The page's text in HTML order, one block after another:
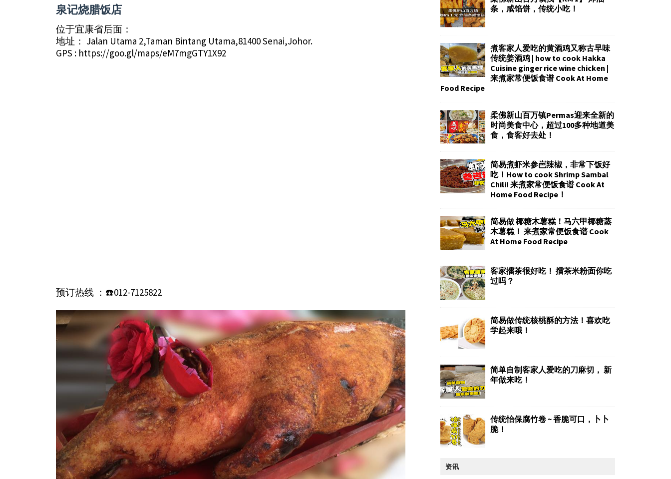
泉记烧腊饭店
位于宜康省后面：
地址： Jalan Utama 2,Taman Bintang Utama,81400 Senai,Johor.
GPS : https://goo.gl/maps/eM7mgGTY1X92
预订热线 ：☎️012-7125822
条，咸馅饼，传统小吃！
煮客家人爱吃的黄酒鸡又称古早味
传统姜酒鸡 | how to cook Hakka
Cuisine ginger rice wine chicken |
来煮家常便饭食谱 Cook At Home
Food Recipe
柔佛新山百万镇Permas迎来全新的
时尚美食中心，超过100多种地道美
食，食客好去处！
简易煮虾米参岜辣椒，非常下饭好
吃！How to cook Shrimp Sambal
Chili! 来煮家常便饭食谱 Cook At
Home Food Recipe！
简易做 椰糖木薯糕！马六甲椰糖蒸
木薯糕！ 来煮家常便饭食谱 Cook
At Home Food Recipe
客家擂茶很好吃！ 擂茶米粉面你吃
过吗？
简易做传统核桃酥的方法！喜欢吃
学起来哦！
简单自制客家人爱吃的刀麻切， 新
年做来吃！
传统怡保腐竹卷 ~ 香脆可口，卜卜
脆！
资讯